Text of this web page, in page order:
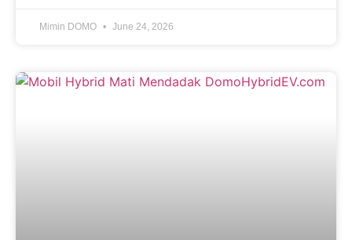
Mimin DOMO June 24, 2026